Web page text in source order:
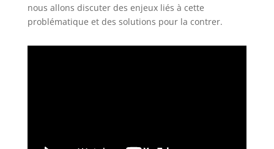
nous allons discuter des enjeux liés à cette
problématique et des solutions pour la contrer.